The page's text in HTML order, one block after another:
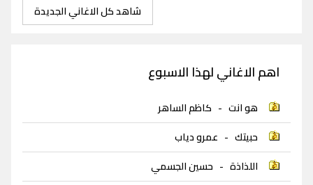
شاهد كل الاغاني الجديدة
اهم الاغاني لهذا الاسبوع
هو انت - كاظم الساهر
حبيتك - عمرو دياب
اللذاذة - حسين الجسمي